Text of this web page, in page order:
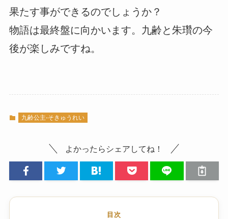
果たす事ができるのでしょうか？
物語は最終盤に向かいます。九齢と朱瓚の今
後が楽しみですね。
九齢公主-そきゅうれい
よかったらシェアしてね！
目次